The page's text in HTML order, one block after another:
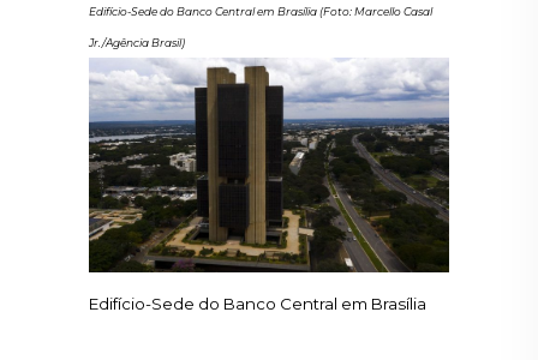
Edifício-Sede do Banco Central em Brasília (Foto: Marcello Casal
Jr./Agência Brasil)
Edifício-Sede do Banco Central em Brasília